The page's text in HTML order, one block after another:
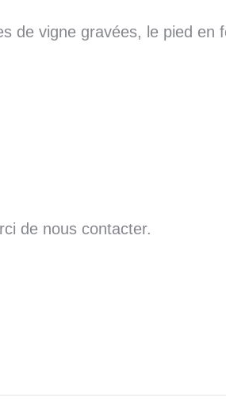
de vigne gravées, le pied en
de nous contacter.